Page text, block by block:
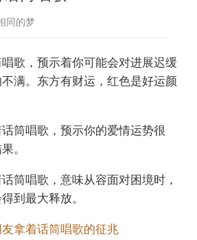
同的梦
歌，预示着你可能会对进展迟缓
满。东方有财运，红色是好运颜
筒唱歌，预示你的爱情运势很
。
筒唱歌，意味从容面对困境时，
到最大释放。
拿着话筒唱歌的征兆